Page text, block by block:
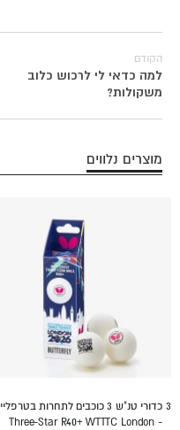
הקודם
למה כדאי לי לרכוש כלוב
משקולות?
מוצרים נלווים
3 כדורי טנ"ש 3 כוכבים לתחרות בטרפליי
- Three-Star R40+ WTTTC London